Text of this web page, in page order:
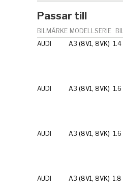
Passar till
BILMÄRKE MODELLSERIE
AUDI
A3 (8V1, 8VK) 1.4
AUDI A3 (8V1, 8VK) 1.6
AUDI A3 (8V1, 8VK) 1.6
AUDI A3 (8V1, 8VK) 1.8